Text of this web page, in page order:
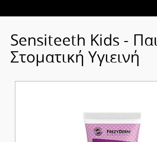
Sensiteeth Kids -
Στοματική Υγιεινή